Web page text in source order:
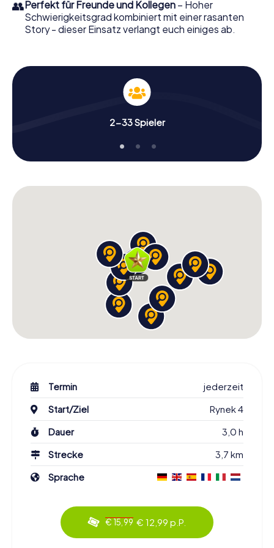
👥Perfekt für Freunde und Kollegen – Hoher
Schwierigkeitsgrad kombiniert mit einer rasanten
Story - dieser Einsatz verlangt euch einiges ab.
2-33 Spieler
Termin
jederzeit
Start/Ziel
Rynek 4
Dauer
3,0 h
Strecke
3,7 km
Sprache
€ 15,99 € 12,99 p.P.